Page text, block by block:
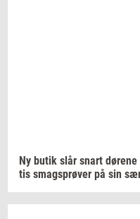
Ny butik slår snart dø­re­ne
tis smags­prø­ver på sin